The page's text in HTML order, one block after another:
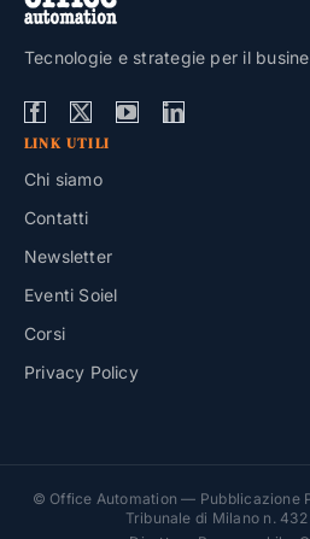
Tecnologie e strategie per il
LINK UTILI
Chi siamo
Contatti
Newsletter
Eventi Soiel
Corsi
Privacy Policy
© Office Automation — Pubblicazione
Tribunale di Milano n. 432